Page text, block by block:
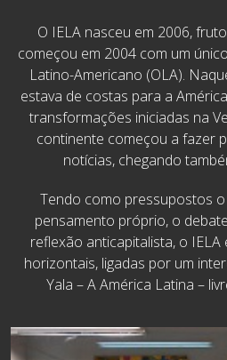
O IELA nasceu em 2006,
começou em 2004 com um
Latino-Americano (OLA).
estava de costas para a
transformações iniciadas na
continente começou a fazer
notícias, chegando
Tendo como pressupostos
pensamento próprio, o
reflexão anticapitalista, o
horizontais, ligadas por um
Yala – A América Latina –